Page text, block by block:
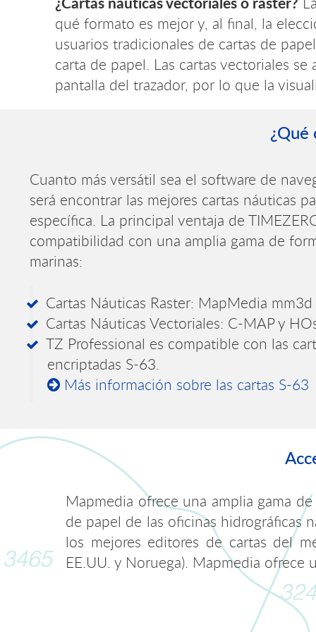
qué formato es mejor y, al final, la
usuarios tradicionales de cartas de
carta de papel. Las cartas vectoriales
pantalla del trazador, por lo que la
¿Qué
Cuanto más versátil sea el software de
será encontrar las mejores cartas náuticas
específica. La principal ventaja de
compatibilidad con una amplia gama de
marinas:
Cartas Náuticas Raster: MapMedia mm3d
Cartas Náuticas Vectoriales: C-MAP y
TZ Professional es compatible con las
encriptadas S-63.
Más información sobre las cartas S-63
Mapmedia ofrece una amplia gama
de papel de las oficinas hidrográficas
los mejores editores de cartas del
EE.UU. y Noruega). Mapmedia